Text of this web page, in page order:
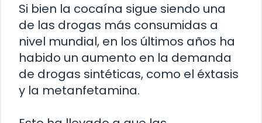
Si bien la cocaína sigue siendo una
de las drogas más consumidas a
nivel mundial, en los últimos años ha
habido un aumento en la demanda
de drogas sintéticas, como el éxtasis
y la metanfetamina.